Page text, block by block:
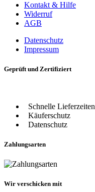
Kontakt & Hilfe
Widerruf
AGB
Datenschutz
Impressum
Geprüft und Zertifiziert
Schnelle Lieferzeiten
Käuferschutz
Datenschutz
Zahlungsarten
Wir verschicken mit